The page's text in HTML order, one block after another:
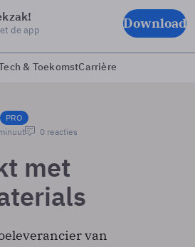
de app Download
& ToekomstCarrière
PRO
0 reacties
met
van